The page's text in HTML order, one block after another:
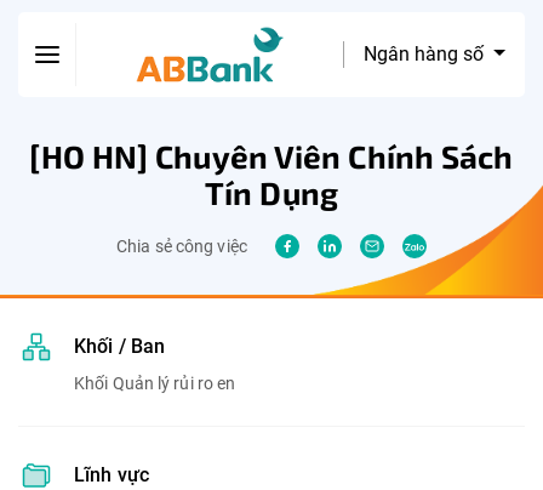
Ngân hàng số
[HO HN] Chuyên Viên Chính Sách
Tín Dụng
Chia sẻ công việc
Khối / Ban
Khối Quản lý rủi ro en
Lĩnh vực